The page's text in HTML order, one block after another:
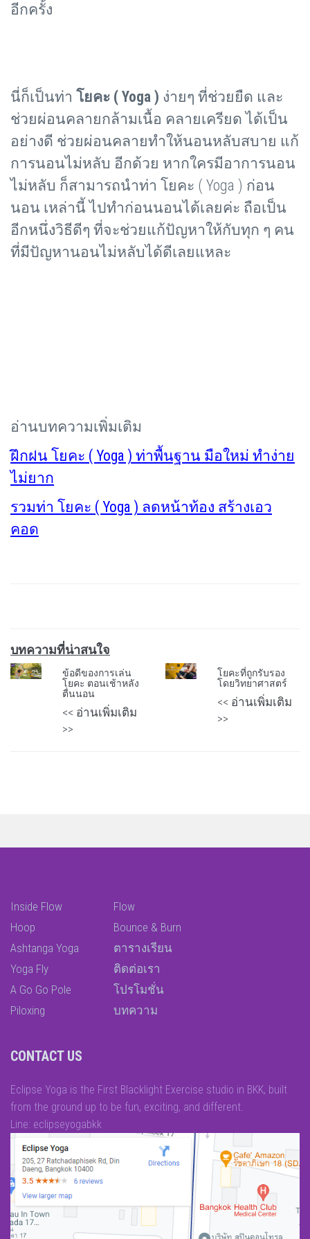
อีกครั้ง
นี่ก็เป็นท่า โยคะ ( Yoga ) ง่ายๆ ที่ช่วยยืด และ
ช่วยผ่อนคลายกล้ามเนื้อ คลายเครียด ได้เป็น
อย่างดี ช่วยผ่อนคลายทำให้นอนหลับสบาย แก้
การนอนไม่หลับ อีกด้วย หากใครมีอาการนอน
ไม่หลับ ก็สามารถนำท่า โยคะ ( Yoga ) ก่อน
นอน เหล่านี้ ไปทำก่อนนอนได้เลยค่ะ ถือเป็น
อีกหนึ่งวิธีดีๆ ที่จะช่วยแก้ปัญหาให้กับทุก ๆ คน
ที่มีปัญหานอนไม่หลับได้ดีเลยแหละ
อ่านบทความเพิ่มเติม
ฝึกฝน โยคะ ( Yoga ) ท่าพื้นฐาน มือใหม่ ทำง่าย
ไม่ยาก
รวมท่า โยคะ ( Yoga ) ลดหน้าท้อง สร้างเอว
คอด
บทความที่น่าสนใจ
ข้อดีของการเล่น
โยคะ ตอนเช้าหลัง
ตื่นนอน
<< อ่านเพิ่มเติม
>>
โยคะที่ถูกรับรอง
โดยวิทยาศาสตร์
<< อ่านเพิ่มเติม
>>
Inside Flow
Hoop
Ashtanga Yoga
Yoga Fly
A Go Go Pole
Piloxing
Flow
Bounce & Burn
ตารางเรียน
ติดต่อเรา
โปรโมชั่น
บทความ
CONTACT US
Eclipse Yoga is the First Blacklight Exercise studio in BKK, built
from the ground up to be fun, exciting, and different.
Line: eclipseyogabkk